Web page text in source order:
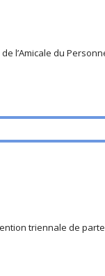
l’Amicale du
triennale de